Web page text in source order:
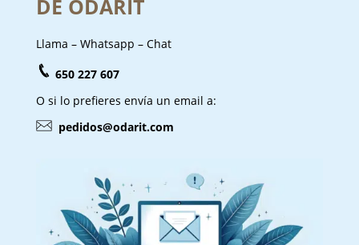
DE ODARIT
Llama – Whatsapp – Chat
650 227 607
O si lo prefieres envía un email a:
pedidos@odarit.com